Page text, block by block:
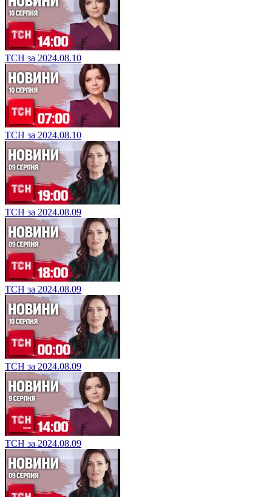
ТСН за 2024.08.10
ТСН за 2024.08.10
ТСН за 2024.08.09
ТСН за 2024.08.09
ТСН за 2024.08.09
ТСН за 2024.08.09